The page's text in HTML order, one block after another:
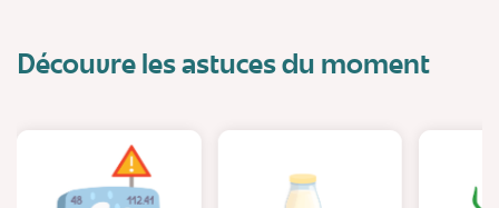
Découvre les astuces du moment